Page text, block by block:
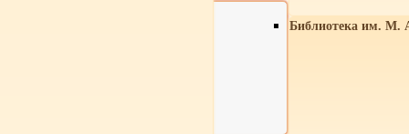
Библиотека им. М.